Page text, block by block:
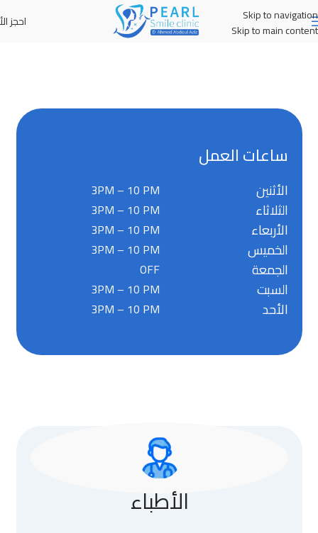
Skip to navigation
Skip to main content
MENU احجز
ساعات العمل
3PM – 10 PM الأثنين
3PM – 10 PM الثلاثاء
3PM – 10 PM الأربعاء
3PM – 10 PM الخميس
OFF الجمعة
3PM – 10 PM السبت
3PM – 10 PM الأحد
الأطباء